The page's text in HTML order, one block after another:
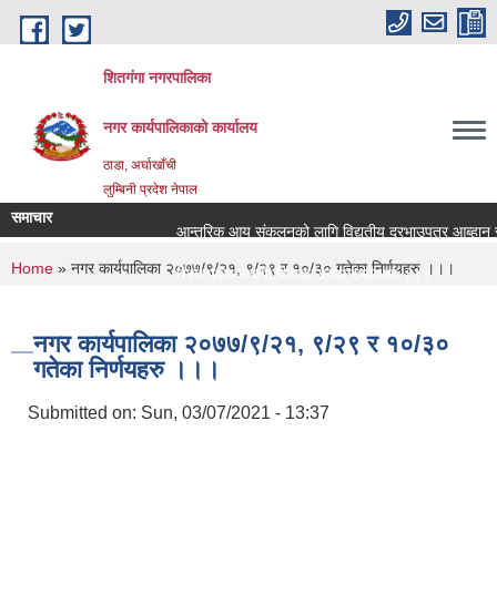
Skip to main content
शितगंगा नगरपालिका
नगर कार्यपालिकाकाे कार्यालय
ठाडा, अर्घाखाँची
लुम्बिनी प्रदेश नेपाल
समाचार
आन्तरिक आय संकलनको लागि विद्युतीय दरभाउपत्र आब्हान
रिक्त पदमा स्थायी शिक्षक सरुवा सम्बन्धमा ।।।
You are here
Home » नगर कार्यपालिका २०७७/९/२१, ९/२९ र १०/३० गतेका निर्णयहरु ।।।
नगर कार्यपालिका २०७७/९/२१, ९/२९ र १०/३०
गतेका निर्णयहरु ।।।
Submitted on: Sun, 03/07/2021 - 13:37